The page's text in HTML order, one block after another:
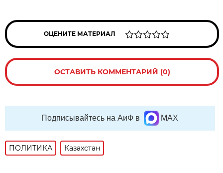
ОЦЕНИТЕ МАТЕРИАЛ
ОСТАВИТЬ КОММЕНТАРИЙ (0)
Подписывайтесь на АиФ в MAX
ПОЛИТИКА Казахстан